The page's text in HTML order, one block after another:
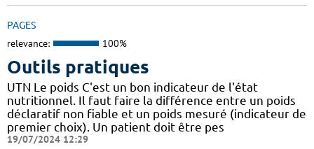
PAGES
relevance: 100%
Outils pratiques
UTN Le poids C'est un bon indicateur de l'état
nutritionnel. Il faut faire la différence entre un poids
déclaratif non fiable et un poids mesuré (indicateur de
premier choix). Un patient doit être pes
19/07/2024 12:29